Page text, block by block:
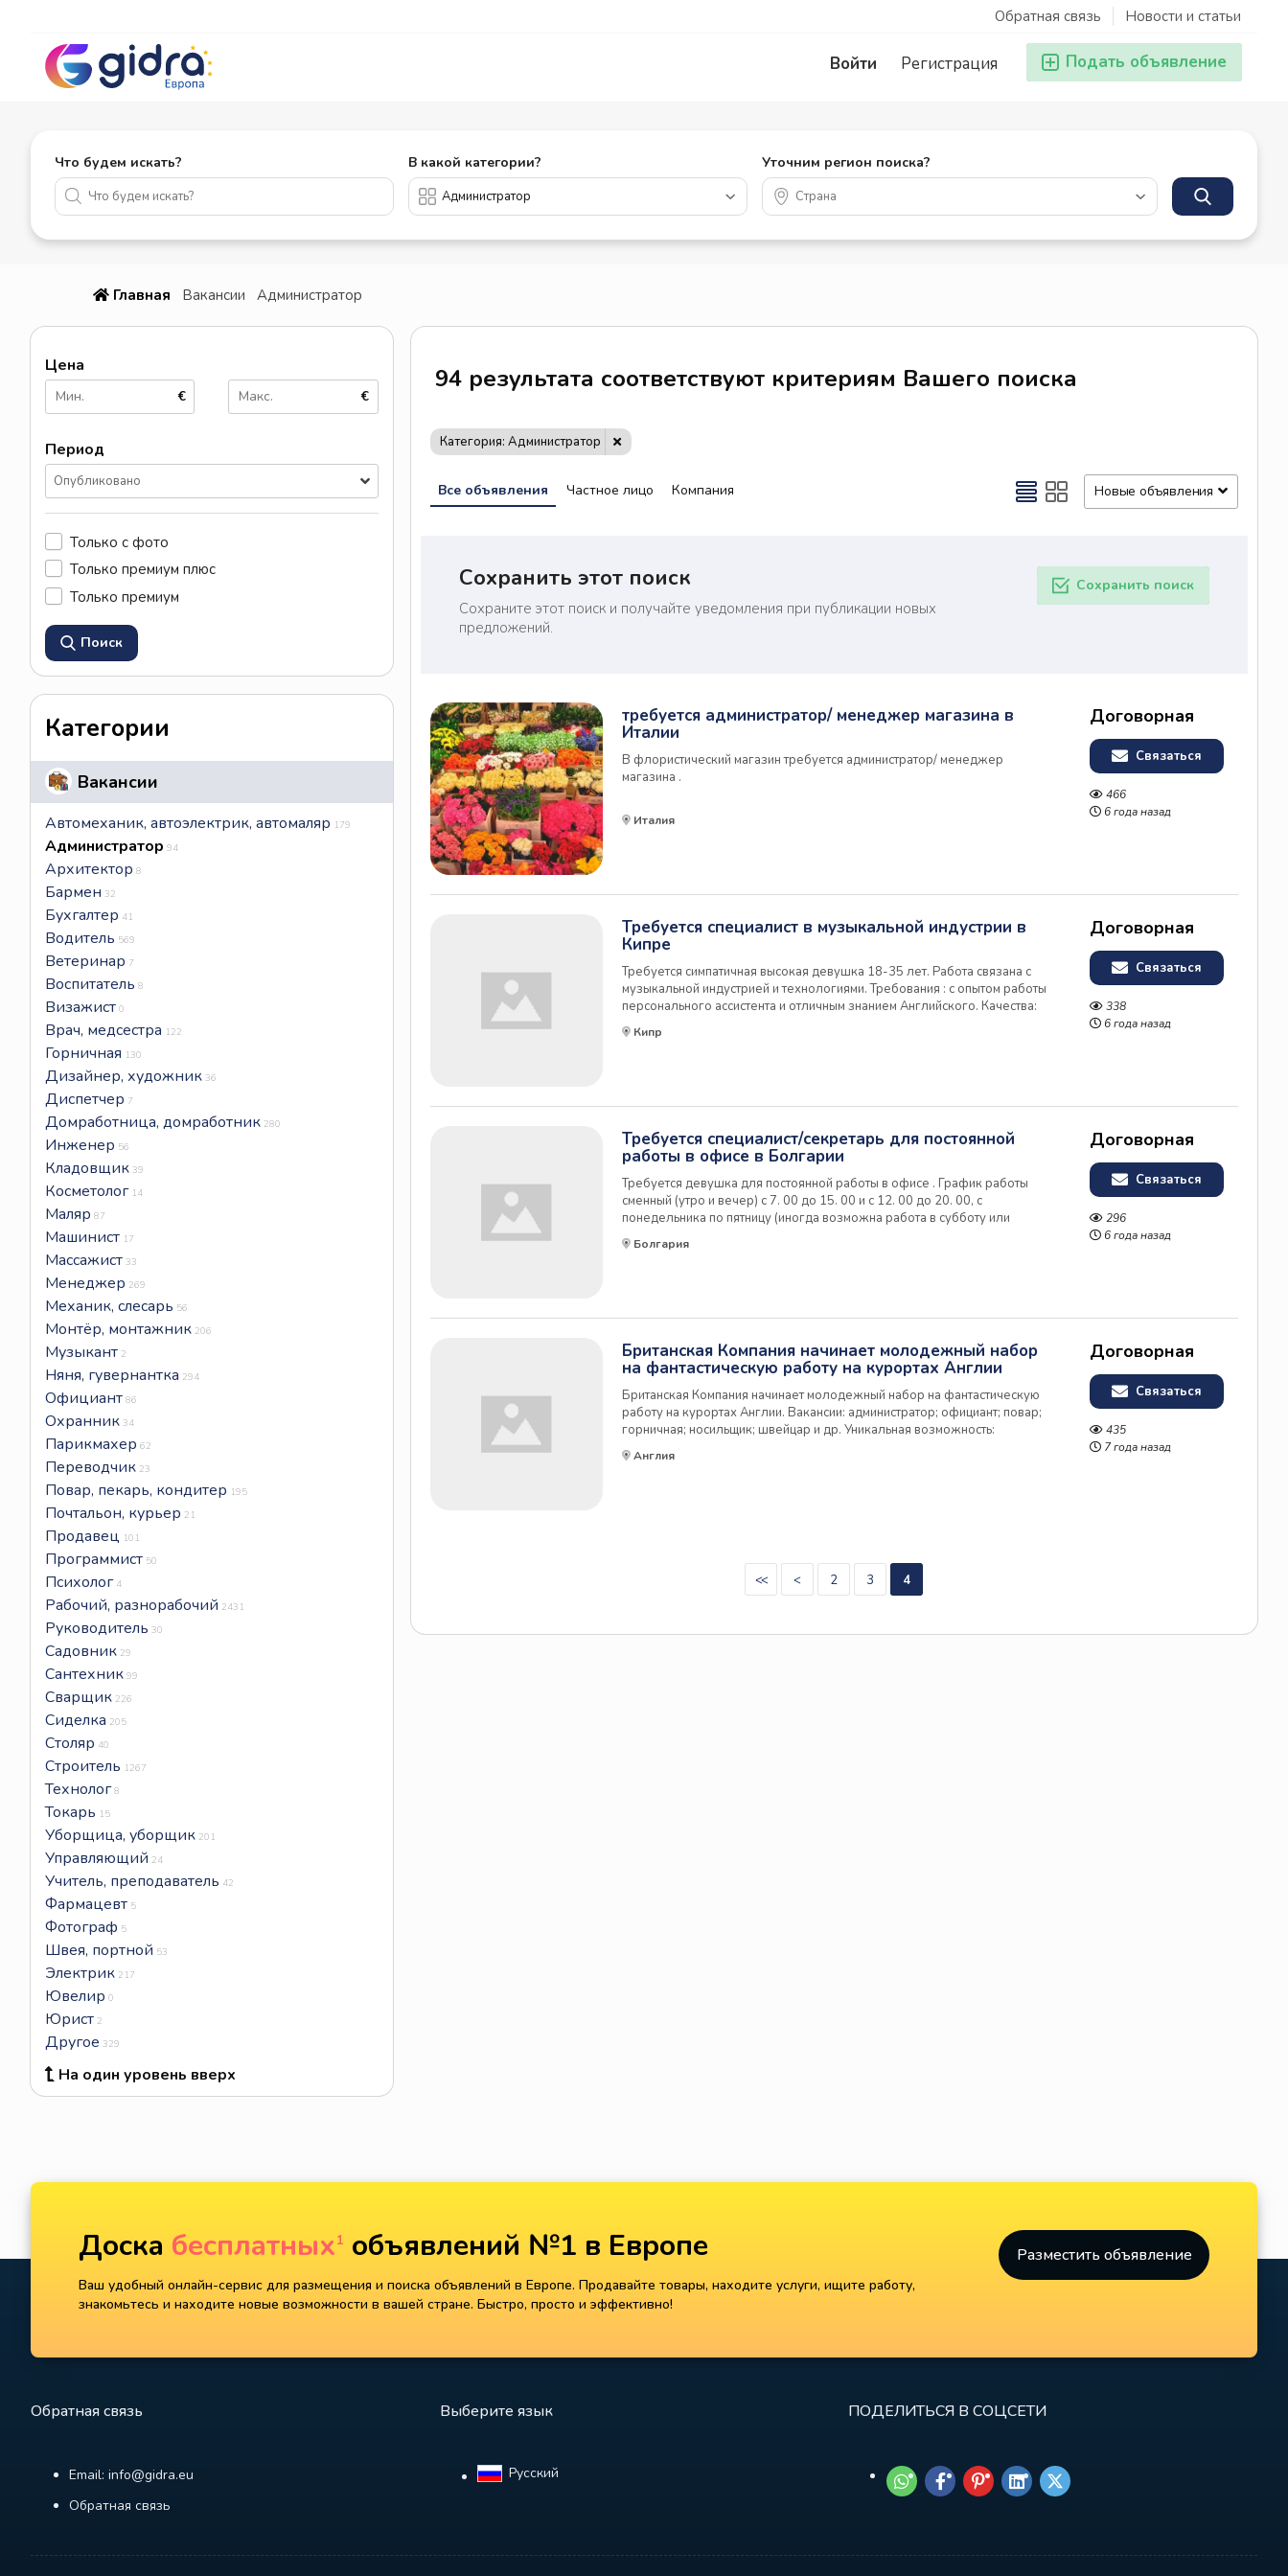
Новости и статьи
Обратная связь
Подать объявление
Регистрация
Войти
Что будем искать? В какой категории? Уточним регион поиска?
Главная Вакансии Администратор
Цена
€ €
Период
Опубликовано
Только с фото
Только премиум плюс
Только премиум
Поиск
Категории
Вакансии
Автомеханик, автоэлектрик, автомаляр 179
Администратор 94
Архитектор 8
Бармен 32
Бухгалтер 41
Водитель 569
Ветеринар 7
Воспитатель 8
Визажист 0
Врач, медсестра 122
Горничная 130
Дизайнер, художник 36
Диспетчер 7
Домработница, домработник 280
Инженер 56
Кладовщик 39
Косметолог 14
Маляр 87
Машинист 17
Массажист 33
Менеджер 269
Механик, слесарь 56
Монтёр, монтажник 206
Музыкант 2
Няня, гувернантка 294
Официант 86
Охранник 34
Парикмахер 62
Переводчик 23
Повар, пекарь, кондитер 195
Почтальон, курьер 21
Продавец 101
Программист 50
Психолог 4
Рабочий, разнорабочий 2431
Руководитель 30
Садовник 29
Сантехник 99
Сварщик 226
Сиделка 205
Столяр 40
Строитель 1267
Технолог 8
Токарь 15
Уборщица, уборщик 201
Управляющий 24
Учитель, преподаватель 42
Фармацевт 5
Фотограф 5
Швея, портной 53
Электрик 217
Ювелир 0
Юрист 2
Другое 329
На один уровень вверх
94 результата соответствуют критериям Вашего поиска
Категория: Администратор
Все объявления Частное лицо Компания Новые объявления
Сохранить этот поиск
Сохраните этот поиск и получайте уведомления при публикации новых
предложений.
Сохранить поиск
требуется администратор/ менеджер магазина в
Италии
В флористический магазин требуется администратор/ менеджер
магазина .
Италия
Договорная
Связаться
466
6 года назад
Требуется специалист в музыкальной индустрии в
Кипре
Требуется симпатичная высокая девушка 18-35 лет. Работа связана с
музыкальной индустрией и технологиями. Требования : с опытом работы
персонального ассистента и отличным знанием Английского. Качества:
Открытость, разговорчивость и дружелюбность очень важны.
Кипр
Договорная
Связаться
338
6 года назад
Требуется специалист/секретарь для постоянной
работы в офисе в Болгарии
Требуется девушка для постоянной работы в офисе . График работы
сменный (утро и вечер) с 7. 00 до 15. 00 и с 12. 00 до 20. 00, с
понедельника по пятницу (иногда возможна работа в субботу или
воскресенье) . Требования: английский и русский языки на хорошем
уровне, коммуникабельность и стрессоустойчивость.
Болгария
Договорная
Связаться
296
6 года назад
Британская Компания начинает молодежный набор
на фантастическую работу на курортах Англии
Британская Компания начинает молодежный набор на фантастическую
работу на курортах Англии. Вакансии: администратор; официант; повар;
горничная; носильщик; швейцар и др. Уникальная возможность:
встретиться со своими сверстниками из всех стран мира, познакомиться с
другой культурой; развлекаться в " британском» стиле; по...
Англия
Договорная
Связаться
435
7 года назад
<< < 2 3 4
Доска бесплатных1 объявлений №1 в Европе
Ваш удобный онлайн-сервис для размещения и поиска объявлений в Европе. Продавайте товары, находите услуги, ищите работу,
знакомьтесь и находите новые возможности в вашей стране. Быстро, просто и эффективно!
Разместить объявление
Обратная связь
Email: info@gidra.eu
Обратная связь
Выберите язык
Русский‎
ПОДЕЛИТЬСЯ В СОЦСЕТИ